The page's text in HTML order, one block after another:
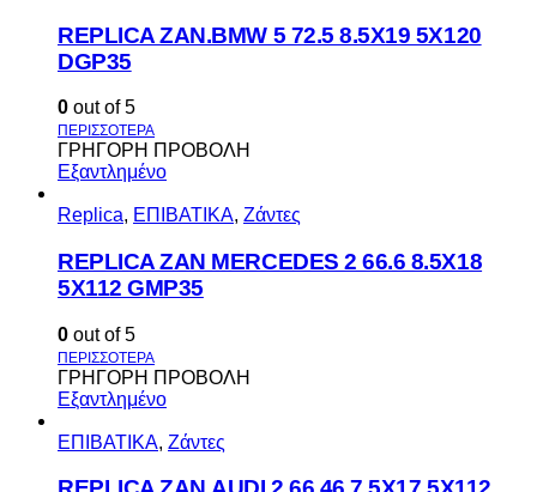
REPLICA ZAN.BMW 5 72.5 8.5X19 5X120
DGP35
0 out of 5
ΓΡΗΓΟΡΗ ΠΡΟΒΟΛΗ
Εξαντλημένο
Replica, ΕΠΙΒΑΤΙΚΑ, Ζάντες
REPLICA ZAN MERCEDES 2 66.6 8.5X18
5X112 GMP35
0 out of 5
ΓΡΗΓΟΡΗ ΠΡΟΒΟΛΗ
Εξαντλημένο
ΕΠΙΒΑΤΙΚΑ, Ζάντες